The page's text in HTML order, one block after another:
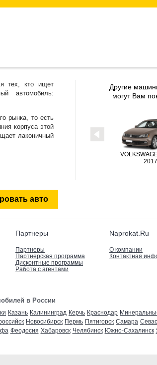
тех, кто ищет
автомобиль:
рынка, то есть
корпуса этой
лаконичный
Другие
могут Вам
2017
авто
Партнеры
Партнеры
Партнерская программа
Дисконтные программы
Работа с агентами
Naprokat.Ru
О компании
Контактная
в России
Казань Калининград Керчь Краснодар
Новосибирск Пермь Пятигорск Самара
Феодосия Хабаровск Челябинск Южно-Сахалинск